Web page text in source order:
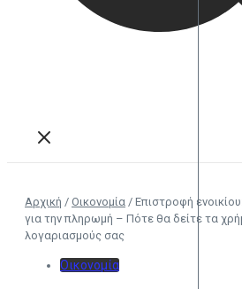
Αρχική / Οικονομία / Επιστροφή
για την πληρωμή – Πότε θα δείτε τα
λογαριασμούς σας
Οικονομία